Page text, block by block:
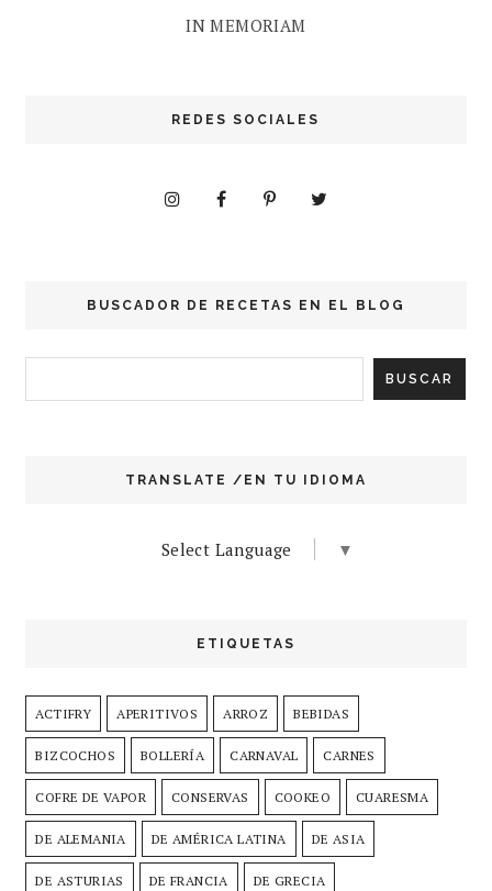
IN MEMORIAM
REDES SOCIALES
BUSCADOR DE RECETAS EN EL BLOG
TRANSLATE /EN TU IDIOMA
Select Language ▼
ETIQUETAS
ACTIFRY APERITIVOS ARROZ BEBIDAS
BIZCOCHOS BOLLERÍA CARNAVAL CARNES
COFRE DE VAPOR CONSERVAS COOKEO CUARESMA
DE ALEMANIA DE AMÉRICA LATINA DE ASIA
DE ASTURIAS DE FRANCIA DE GRECIA